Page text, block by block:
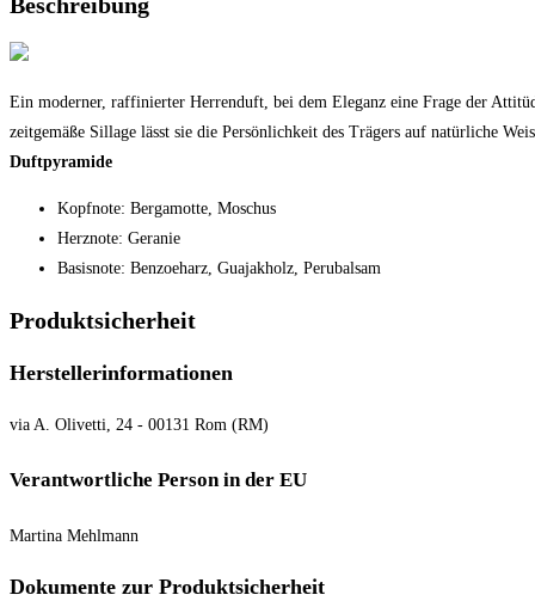
Ein moderner, raffinierter Herrenduft, bei dem Eleganz eine Frage der
zeitgemäße Sillage lässt sie die Persönlichkeit des Trägers auf natürliche
Duftpyramide
Kopfnote: Bergamotte, Moschus
Herznote: Geranie
Basisnote: Benzoeharz, Guajakholz, Perubalsam
Produktsicherheit
Herstellerinformationen
via A. Olivetti, 24 - 00131 Rom (RM)
Verantwortliche Person in der EU
Martina Mehlmann
Dokumente zur Produktsicherheit